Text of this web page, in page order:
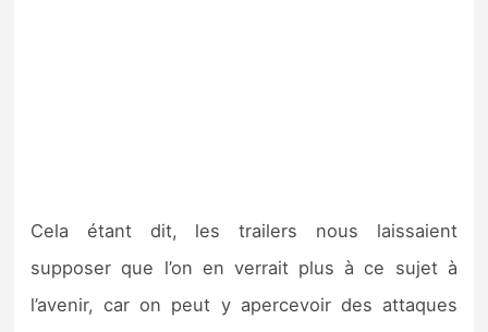
Cela étant dit, les trailers nous laissaient
supposer que l’on en verrait plus à ce sujet à
l’avenir, car on peut y apercevoir des attaques